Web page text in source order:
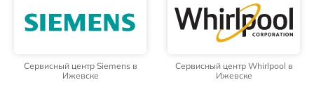
Сервисный центр Siemens в
Ижевске
Сервисный центр Whirlpool в
Ижевске